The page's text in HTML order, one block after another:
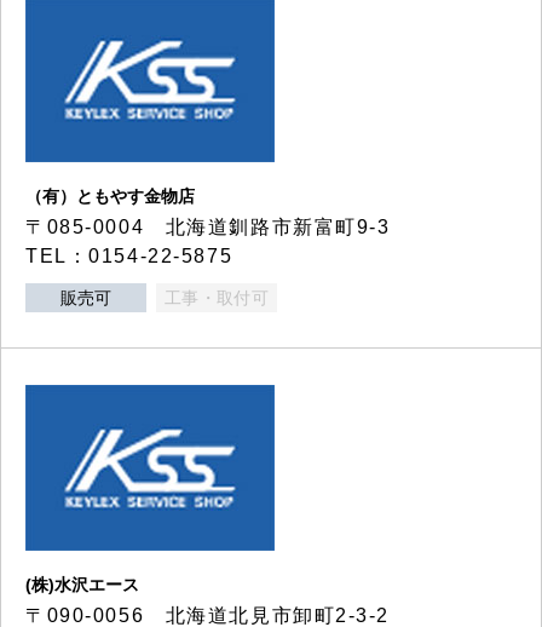
（有）ともやす金物店
〒085-0004 北海道釧路市新富町9-3
TEL：0154-22-5875
販売可 工事・取付可
(株)水沢エース
〒090-0056 北海道北見市卸町2-3-2